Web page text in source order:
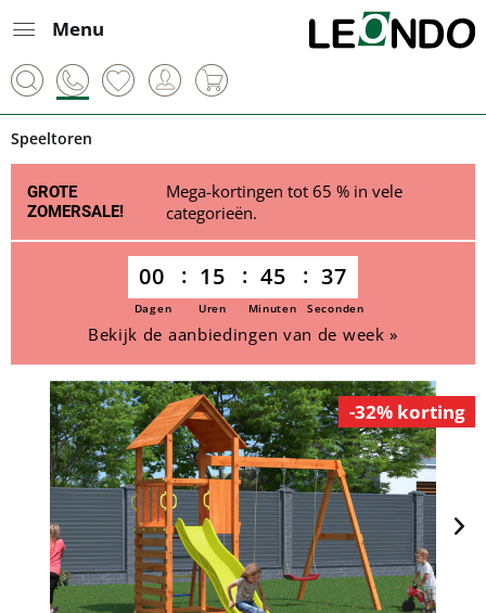
Menu
Speeltoren
GROTE
ZOMERSALE!
Mega-kortingen tot 65 % in vele
categorieën.
00 15 45 36
Dagen Uren Minuten Seconden
Bekijk de aanbiedingen van de week »
-32% korting